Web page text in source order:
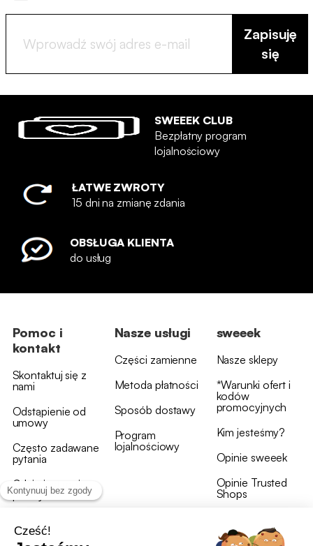
Zapisuję
się
SWEEEK CLUB
Bezpłatny program
lojalnościowy
ŁATWE ZWROTY
15 dni na zmianę zdania
OBSŁUGA KLIENTA
do usług
Pomoc i
kontakt
Skontaktuj się z
nami
Odstąpienie od
umowy
Często zadawane
pytania
Gdzie jest moja
przesyłka?
Nasze usługi
Części zamienne
Metoda płatności
Sposób dostawy
Program
lojalnościowy
sweeek
Nasze sklepy
*Warunki ofert i
kodów
promocyjnych
Kim jesteśmy?
Opinie sweeek
Opinie Trusted
Shops